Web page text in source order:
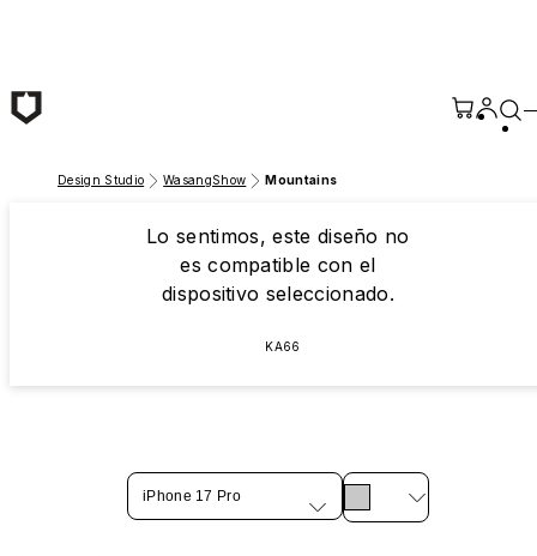
Design Studio WasangShow Mountains
Lo sentimos, este diseño no
es compatible con el
dispositivo seleccionado.
KA66
iPhone 17 Pro